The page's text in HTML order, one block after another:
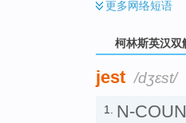
更多网络短语
柯林斯英汉双
jest /dʒɛst/
1. N-